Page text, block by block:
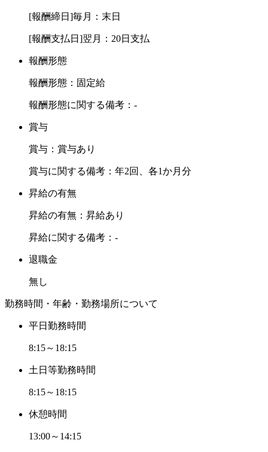
[報酬締日]毎月：末日
[報酬支払日]翌月：20日支払
報酬形態
報酬形態：固定給
報酬形態に関する備考：-
賞与
賞与：賞与あり
賞与に関する備考：年2回、各1か月分
昇給の有無
昇給の有無：昇給あり
昇給に関する備考：-
退職金
無し
勤務時間・年齢・勤務場所について
平日勤務時間
8:15～18:15
土日等勤務時間
8:15～18:15
休憩時間
13:00～14:15